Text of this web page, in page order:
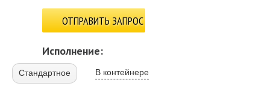
ОТПРАВИТЬ ЗАПРОС
Исполнение:
Стандартное В контейнере